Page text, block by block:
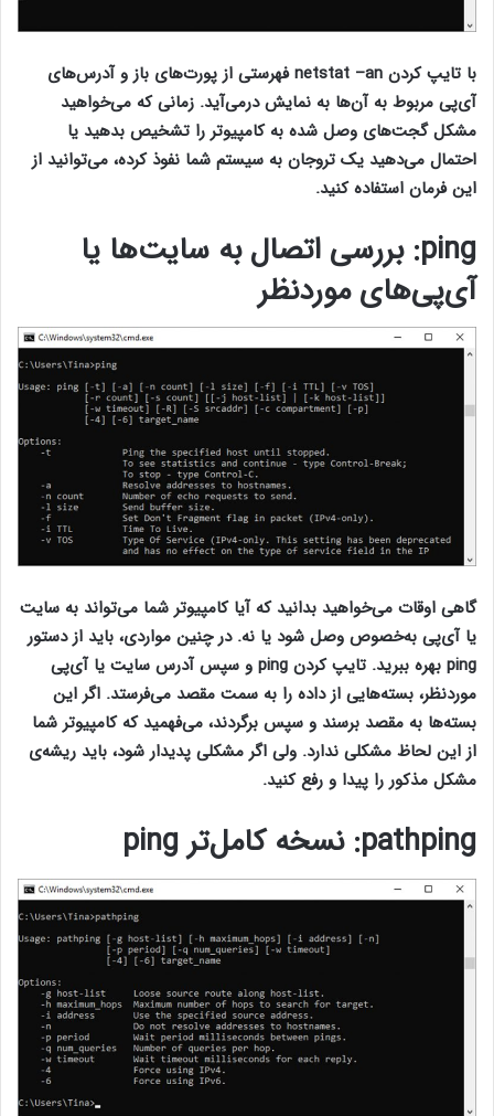
با تایپ کردن netstat –an فهرستی از پورت‌های باز و آدرس‌های
آی‌پی مربوط به آن‌ها به نمایش درمی‌آید. زمانی که می‌خواهید
مشکل گجت‌های وصل شده به کامپیوتر را تشخیص بدهید یا
احتمال می‌دهید یک تروجان به سیستم شما نفوذ کرده، می‌توانید از
این فرمان استفاده کنید.
ping: بررسی اتصال به سایت‌ها یا
آی‌پی‌های موردنظر
گاهی اوقات می‌خواهید بدانید که آیا کامپیوتر شما می‌تواند به سایت
یا آی‌پی به‌خصوص وصل شود یا نه. در چنین مواردی، باید از دستور
ping بهره ببرید. تایپ کردن ping و سپس آدرس سایت یا آی‌پی
موردنظر، بسته‌هایی از داده را به سمت مقصد می‌فرستد. اگر این
بسته‌ها به مقصد برسند و سپس برگردند، می‌فهمید که کامپیوتر شما
از این لحاظ مشکلی ندارد. ولی اگر مشکلی پدیدار شود، باید ریشه‌ی
مشکل مذکور را پیدا و رفع کنید.
pathping: نسخه کامل‌ترping